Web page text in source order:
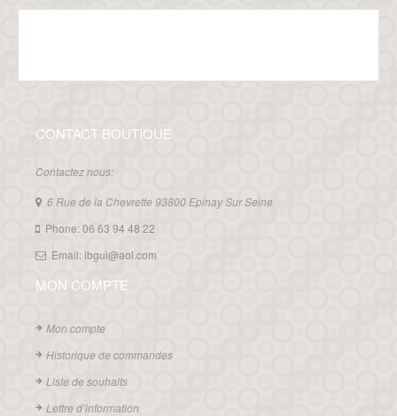
CONTACT BOUTIQUE
Contactez nous:
6 Rue de la Chevrette 93800 Epinay Sur Seine
Phone: 06 63 94 48 22
Email: ibgui@aol.com
MON COMPTE
Mon compte
Historique de commandes
Liste de souhaits
Lettre d’information